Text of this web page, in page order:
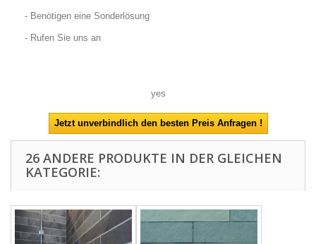
- Benötigen eine Sonderlösung
- Rufen Sie uns an
yes
26 ANDERE PRODUKTE IN DER GLEICHEN
KATEGORIE: